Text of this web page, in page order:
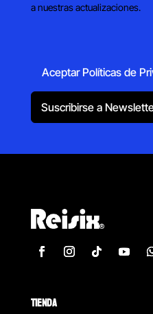
a nuestras actualizaciones.
Aceptar Políticas de
Suscribirse a
TIENDA